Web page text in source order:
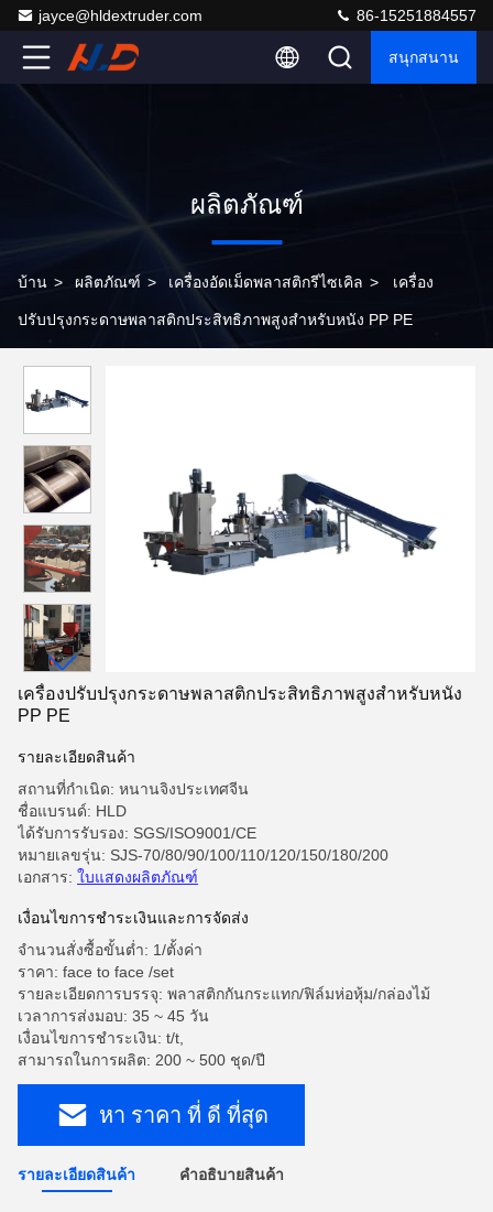
jayce@hldextruder.com 86-15251884557
สนุกสนาน
ผลิตภัณฑ์
บ้าน > ผลิตภัณฑ์ > เครื่องอัดเม็ดพลาสติกรีไซเคิล > เครื่อง
ปรับปรุงกระดาษพลาสติกประสิทธิภาพสูงสําหรับหนัง PP PE
เครื่องปรับปรุงกระดาษพลาสติกประสิทธิภาพสูงสําหรับหนัง
PP PE
รายละเอียดสินค้า
สถานที่กำเนิด: หนานจิงประเทศจีน
ชื่อแบรนด์: HLD
ได้รับการรับรอง: SGS/ISO9001/CE
หมายเลขรุ่น: SJS-70/80/90/100/110/120/150/180/200
เอกสาร: ใบแสดงผลิตภัณฑ์
เงื่อนไขการชําระเงินและการจัดส่ง
จำนวนสั่งซื้อขั้นต่ำ: 1/ตั้งค่า
ราคา: face to face /set
รายละเอียดการบรรจุ: พลาสติกกันกระแทก/ฟิล์มห่อหุ้ม/กล่องไม้
เวลาการส่งมอบ: 35 ~ 45 วัน
เงื่อนไขการชำระเงิน: t/t,
สามารถในการผลิต: 200 ~ 500 ชุด/ปี
หา ราคา ที่ ดี ที่สุด
รายละเอียดสินค้า คําอธิบายสินค้า